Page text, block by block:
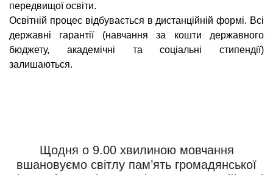
передвищої освіти.
Освітній процес відбувається в дистанційній формі. Всі
державні гарантії (навчання за кошти державного
бюджету, академічні та соціальні стипендії)
залишаються.
Щодня о 9.00 хвилиною мовчання
вшановуємо світлу пам’ять громадянської